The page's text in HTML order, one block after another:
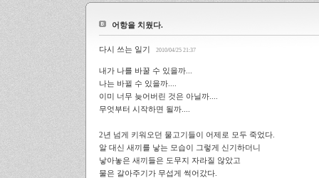
어항을 치웠다.
다시 쓰는 일기 2010/04/25 21:37
내가 나를 바꿀 수 있을까...
나는 바뀔 수 있을까....
이미 너무 늦어버린 것은 아닐까....
무엇부터 시작하면 될까....
2년 넘게 키워오던 물고기들이 어제로 모두 죽었다.
알 대신 새끼를 낳는 모습이 그렇게 신기하더니
낳아놓은 새끼들은 도무지 자라질 않았고
물은 갈아주기가 무섭게 썩어갔다.